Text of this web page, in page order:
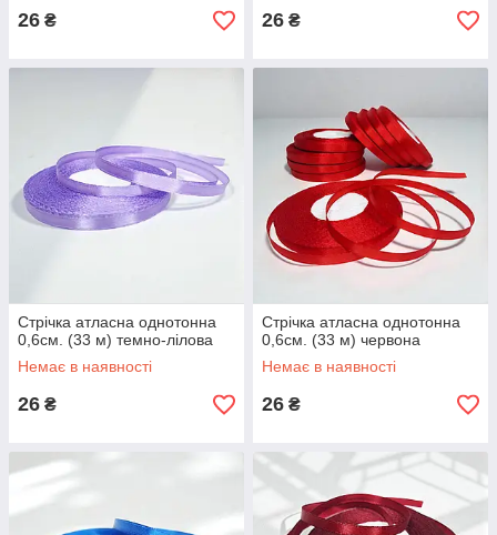
26 ₴ 26 ₴
Стрічка атласна однотонна
0,6см. (33 м) темно-лілова
Немає в наявності
26 ₴
Стрічка атласна однотонна
0,6см. (33 м) червона
Немає в наявності
26 ₴